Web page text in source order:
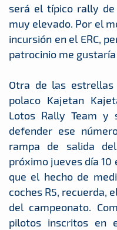
será el típico rally
muy elevado. Por el
incursión en el ERC,
patrocinio me
Otra de las estrellas
polaco Kajetan
Lotos Rally Team y
defender ese
rampa de salida
próximo jueves día
que el hecho de
coches R5, recuerda,
del campeonato.
pilotos inscritos en